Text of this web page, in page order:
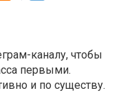
каналу, чтобы
первыми.
и по существу.